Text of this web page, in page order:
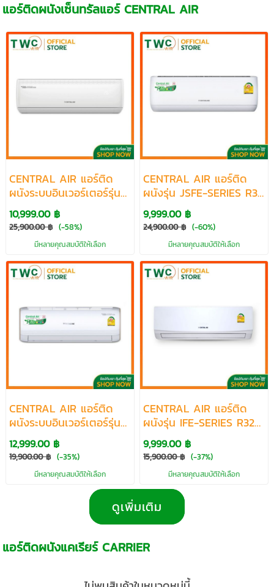
แอร์ติดผนังเซ็นทรัลแอร์ CENTRAL AIR
CENTRAL AIR แอร์ติด
ผนังระบบอินเวอร์เตอร์รุ่น
IVJS-SERIES R32 ขนาด
9700-25400 BTU
10,999.00 ฿
25,900.00 ฿ (-58%)
มีหลายคุณสมบัติให้เลือก
CENTRAL AIR แอร์ติด
ผนังรุ่น JSFE-SERIES R32
ขนาด 9600-25100 BTU
9,999.00 ฿
24,900.00 ฿ (-60%)
มีหลายคุณสมบัติให้เลือก
CENTRAL AIR แอร์ติด
ผนังระบบอินเวอร์เตอร์รุ่น
IVA-SERIES R32 ขนาด
9500-25200 BTU
12,999.00 ฿
19,900.00 ฿ (-35%)
มีหลายคุณสมบัติให้เลือก
CENTRAL AIR แอร์ติด
ผนังรุ่น IFE-SERIES R32
ขนาด 9280-25363 BTU
9,999.00 ฿
15,900.00 ฿ (-37%)
มีหลายคุณสมบัติให้เลือก
ดูเพิ่มเติม
แอร์ติดผนังแคเรียร์ CARRIER